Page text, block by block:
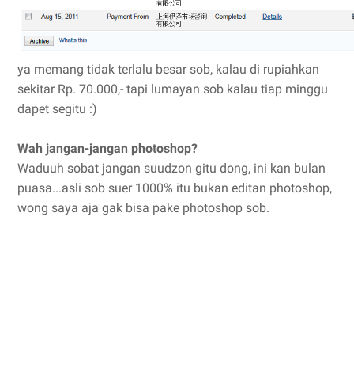
ya memang tidak terlalu besar sob, kalau di rupiahkan
sekitar Rp. 70.000,- tapi lumayan sob kalau tiap minggu
dapet segitu :)
Wah jangan-jangan photoshop?
Waduuh sobat jangan suudzon gitu dong, ini kan bulan
puasa...asli sob suer 1000% itu bukan editan photoshop,
wong saya aja gak bisa pake photoshop sob.